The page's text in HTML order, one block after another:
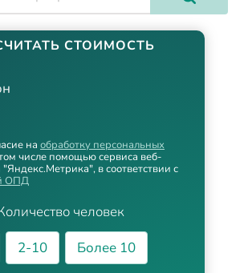
СТОИМОСТЬ
человек
2-10
Более 10
на обработку персональных
числе помощью сервиса веб-
в соответствии с
ОПД